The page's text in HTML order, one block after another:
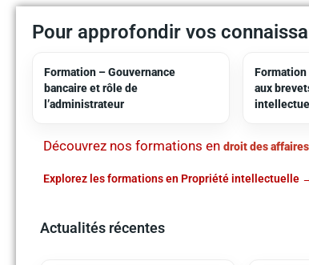
Pour approfondir vos
Formation – Gouvernance
bancaire et rôle de
l’administrateur
aux
Découvrez nos formations en droit des affaires
Explorez les formations en Propriété intellectuelle
Actualités récentes